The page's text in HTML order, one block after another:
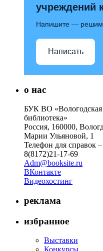
учреждений
Напишите —
Написать
о нас
БУК ВО «Вологодская
библиотека»
Россия, 160000,
Марии Ульяновой, 1
Телефон для справок –
8(8172)21-17-69
Adm@booksite.ru
ВКонтакте
Видеохостинг
реклама
избранное
Выставки